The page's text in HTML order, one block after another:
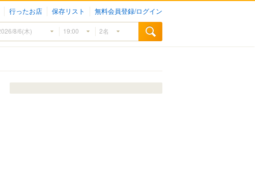
行ったお店 保存リスト 無料会員登録/ログイン